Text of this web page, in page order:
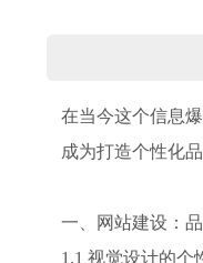
在当今这个信息
成为打造个性化
一、网站建设：
1.1 视觉设计的个